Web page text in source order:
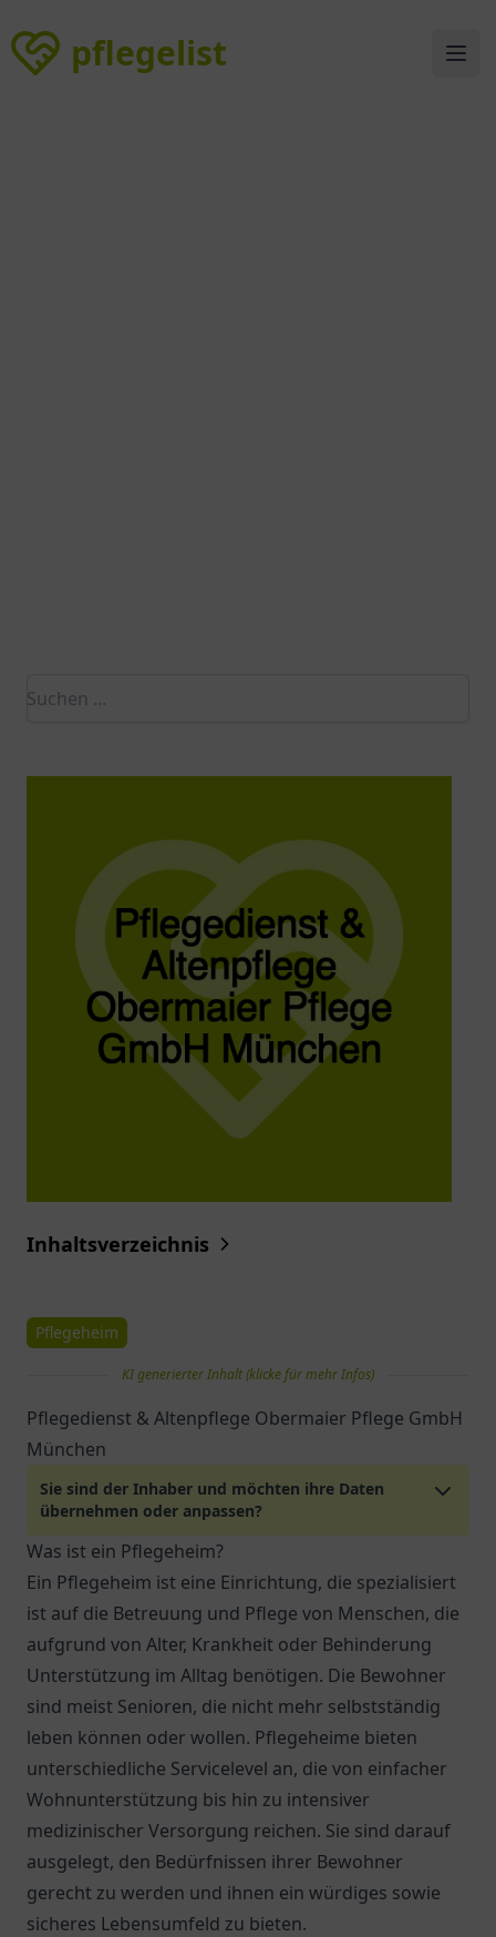
pflegelistpflegelist
Inhaltsverzeichnis
Pflegeheim
KI generierter Inhalt (klicke für mehr Infos)
Pflegedienst & Altenpflege Obermaier Pflege GmbH
München
Sie sind der Inhaber und möchten ihre Daten
übernehmen oder anpassen?
Was ist ein Pflegeheim?
Ein Pflegeheim ist eine Einrichtung, die spezialisiert
ist auf die Betreuung und Pflege von Menschen, die
aufgrund von Alter, Krankheit oder Behinderung
Unterstützung im Alltag benötigen. Die Bewohner
sind meist Senioren, die nicht mehr selbstständig
leben können oder wollen. Pflegeheime bieten
unterschiedliche Servicelevel an, die von einfacher
Wohnunterstützung bis hin zu intensiver
medizinischer Versorgung reichen. Sie sind darauf
ausgelegt, den Bedürfnissen ihrer Bewohner
gerecht zu werden und ihnen ein würdiges sowie
sicheres Lebensumfeld zu bieten.